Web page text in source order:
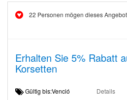
22 Personen mögen dieses Angebot
Erhalten Sie 5% Rabatt
Korsetten
Gültig bis:Venció Details